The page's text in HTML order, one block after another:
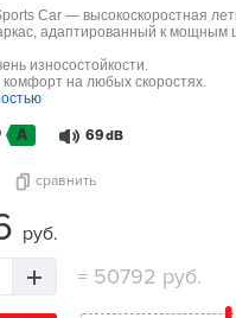
Car — высокоскоростная
адаптированный к
износостойкости.
комфорт на любых скоростях.
A 69 dB
сравнить
руб.
= 50792 руб.